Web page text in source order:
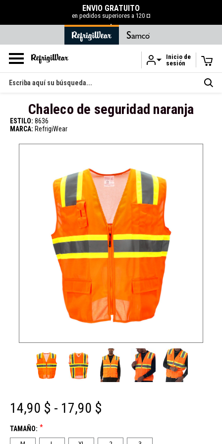
Ir al contenido principal
50 % DE DESCUENTO EN LA
COMPRAR AHORA
Inicio de
sesión
Buscar
en
Chaleco de seguridad naranja
ESTILO: 8636
MARCA: RefrigiWear
14,90 $ - 17,90 $
TAMAÑO: *